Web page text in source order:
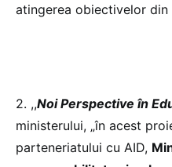
atingerea obiectivelor din
2. ,,Noi Perspective în
ministerului, „în acest
parteneriatului cu AID,